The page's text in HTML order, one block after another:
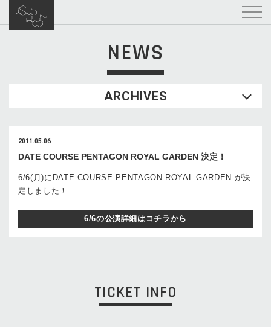
NEWS
ARCHIVES
2011.05.06
DATE COURSE PENTAGON ROYAL GARDEN 決定！
6/6(月)にDATE COURSE PENTAGON ROYAL GARDEN が決
定しました！
6/6の公演詳細はコチラから
TICKET INFO